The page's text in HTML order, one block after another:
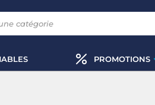
PROMOTIONS